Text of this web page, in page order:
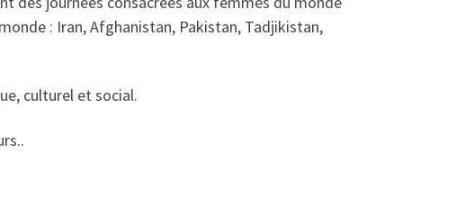
: Iran, Afghanistan, Pakistan, Tadjikistan,
culturel et social.